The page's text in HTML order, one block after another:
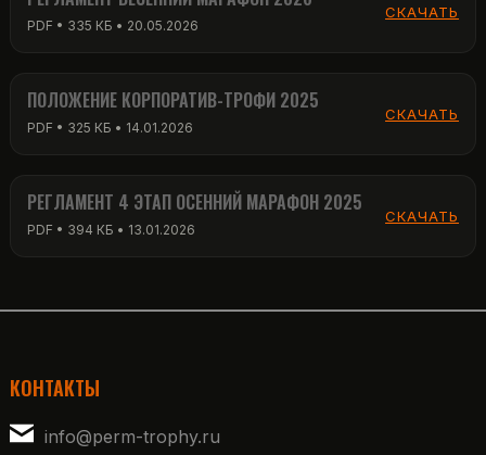
РЕГЛАМЕНТ ВЕСЕННИЙ МАРАФОН 2026
ПОЛОЖЕНИЕ КОРПОРАТИВ-ТРОФИ 2025
РЕГЛАМЕНТ 4 ЭТАП ОСЕННИЙ МАРАФОН 2025
КОНТАКТЫ